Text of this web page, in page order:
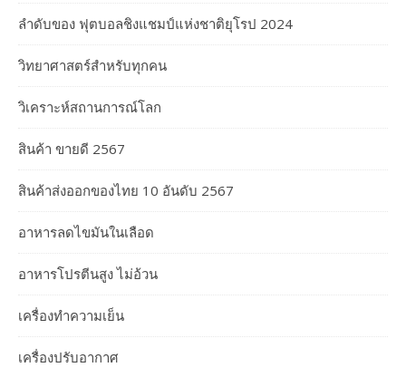
ลำดับของ ฟุตบอลชิงแชมป์แห่งชาติยุโรป 2024
วิทยาศาสตร์สำหรับทุกคน
วิเคราะห์สถานการณ์โลก
สินค้า ขายดี 2567
สินค้าส่งออกของไทย 10 อันดับ 2567
อาหารลดไขมันในเลือด
อาหารโปรตีนสูง ไม่อ้วน
เครื่องทำความเย็น
เครื่องปรับอากาศ